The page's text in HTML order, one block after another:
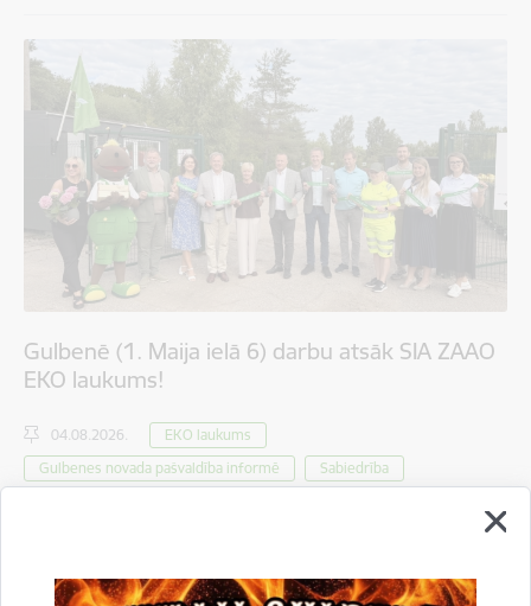
Gulbenē (1. Maija ielā 6) darbu atsāk SIA ZAAO
EKO laukums!
04.08.2026.
EKO laukums
Gulbenes novada pašvaldība informē
Sabiedrība